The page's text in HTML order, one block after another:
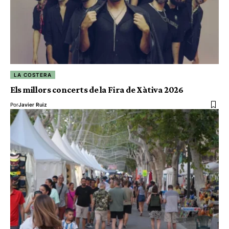
LA COSTERA
Els millors concerts de la Fira de Xàtiva 2026
PorJavier Ruiz